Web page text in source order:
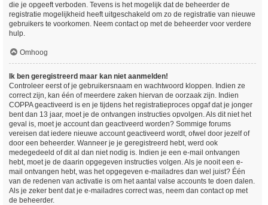
die je opgeeft verboden. Tevens is het mogelijk dat de beheerder de
registratie mogelijkheid heeft uitgeschakeld om zo de registratie van nieuwe
gebruikers te voorkomen. Neem contact op met de beheerder voor verdere
hulp.
Omhoog
Ik ben geregistreerd maar kan niet aanmelden!
Controleer eerst of je gebruikersnaam en wachtwoord kloppen. Indien ze
correct zijn, kan één of meerdere zaken hiervan de oorzaak zijn. Indien
COPPA geactiveerd is en je tijdens het registratieproces opgaf dat je jonger
bent dan 13 jaar, moet je de ontvangen instructies opvolgen. Als dit niet het
geval is, moet je account dan geactiveerd worden? Sommige forums
vereisen dat iedere nieuwe account geactiveerd wordt, ofwel door jezelf of
door een beheerder. Wanneer je je geregistreerd hebt, werd ook
medegedeeld of dit al dan niet nodig is. Indien je een e-mail ontvangen
hebt, moet je de daarin opgegeven instructies volgen. Als je nooit een e-
mail ontvangen hebt, was het opgegeven e-mailadres dan wel juist? Één
van de redenen van activatie is om het aantal valse accounts te doen dalen.
Als je zeker bent dat je e-mailadres correct was, neem dan contact op met
de beheerder.